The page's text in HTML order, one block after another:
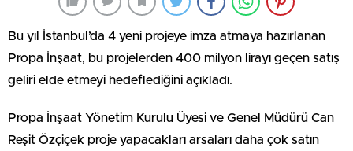
Bu yıl İstanbul’da 4 yeni projeye imza atmaya hazırlanan
Propa İnşaat, bu projelerden 400 milyon lirayı geçen satış
geliri elde etmeyi hedeflediğini açıkladı.
Propa İnşaat Yönetim Kurulu Üyesi ve Genel Müdürü Can
Reşit Özçiçek proje yapacakları arsaları daha çok satın